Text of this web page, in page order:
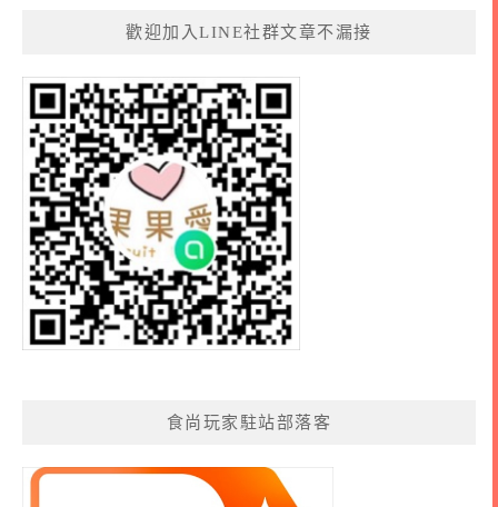
歡迎加入LINE社群文章不漏接
食尚玩家駐站部落客